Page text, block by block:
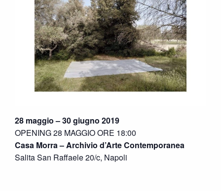
28 maggio – 30 giugno 2019
OPENING 28 MAGGIO ORE 18:00
Casa Morra – Archivio d’Arte Contemporanea
Salita San Raffaele 20/c, Napoli